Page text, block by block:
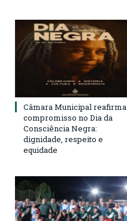
Câmara Municipal reafirma
compromisso no Dia da
Consciência Negra:
dignidade, respeito e
equidade